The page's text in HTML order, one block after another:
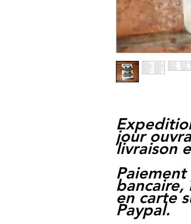
jour
livraison
bancaire,
en carte
Paypal.